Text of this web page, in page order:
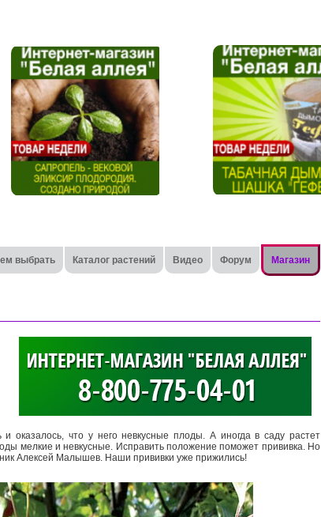
выбрать Каталог растений Видео Форум Магазин
оказалось, что у него невкусные плоды. А иногда в саду растет
мелкие и невкусные. Исправить положение поможет прививка. Но
Алексей Малышев. Наши прививки уже прижились!